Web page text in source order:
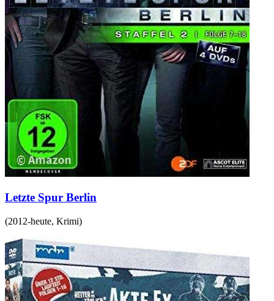
Letzte Spur Berlin
(2012-heute, Krimi)